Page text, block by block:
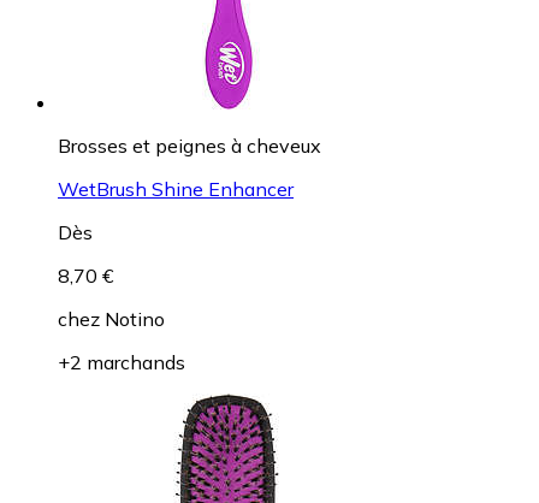
Brosses et peignes à cheveux
WetBrush Shine Enhancer
Dès
8,70 €
chez Notino
+2 marchands